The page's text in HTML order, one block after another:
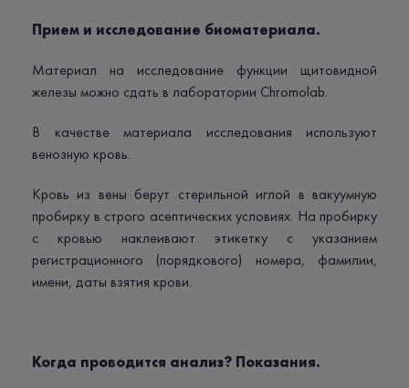
Прием и исследование биоматериала.
Материал на исследование функции щитовидной
железы можно сдать в лаборатории Сhromolab.
В качестве материала исследования используют
венозную кровь.
Кровь из вены берут стерильной иглой в вакуумную
пробирку в строго асептических условиях. На пробирку
с кровью наклеивают этикетку с указанием
регистрационного (порядкового) номера, фамилии,
имени, даты взятия крови.
Когда проводится анализ? Показания.